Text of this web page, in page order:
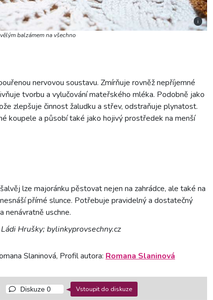
i
balzámem na všechno
nervovou soustavu. Zmírňuje rovněž nepříjemné
tvorbu a vylučování mateřského mléka. Podobně jako
zlepšuje činnost žaludku a střev, odstraňuje plynatost.
koupele a působí také jako hojivý prostředek na menší
lze majoránku pěstovat nejen na zahrádce, ale také na
přímé slunce. Potřebuje pravidelný a dostatečný
nenávratně uschne.
Hrušky; bylinkyprovsechny.cz
Slaninová, Profil autora: Romana Slaninová
Diskuze0 Vstoupit do diskuze